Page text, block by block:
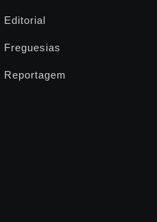
Editorial
Freguesias
Reportagem